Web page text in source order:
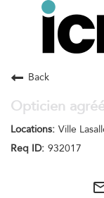
Toggle
navigation
Search Jobs
Back
Opticien
Ville
932017